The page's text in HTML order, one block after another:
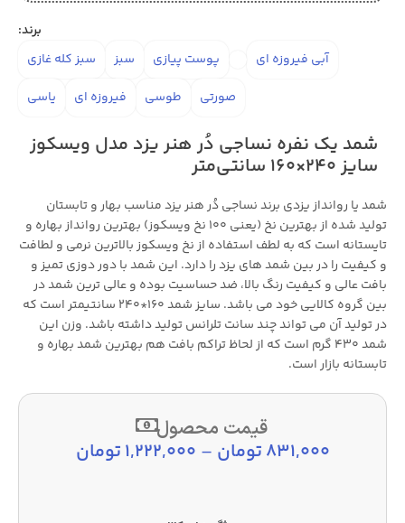
برند:
آبی فیروزه ای
پوست پیازی سبز
سبز کله غازی
صورتی
طوسی فیروزه ای یاسی
شمد یک نفره نساجی دُر هنر یزد مدل ویسکوز
سایز 240×160 سانتی‌متر
شمد یا روانداز یزدی برند نساجی دُر هنر یزد مناسب بهار و تابستان
تولید شده از بهترین نخ (یعنی 100 نخ ویسکوز) بهترین روانداز بهاره و
تایستانه است که به لطف استفاده از نخ ویسکوز بالاترین نرمی و لطافت
و کیفیت را در بین شمد های یزد را دارد. این شمد با دور دوزی تمیز و
بافت عالی و کیفیت رنگ بالا، ضد حساسیت بوده و عالی ترین شمد در
بین گروه کالایی خود می باشد. سایز شمد 160*240 سانتیمتر است که
در تولید آن می تواند چند سانت تلرانس تولید داشته باشد. وزن این
شمد ۴۳۰ گرم است که از لحاظ تراکم بافت هم بهترین شمد بهاره و
تابستانه بازار است.
قیمت محصول
831,000تومان –
1,222,000تومان